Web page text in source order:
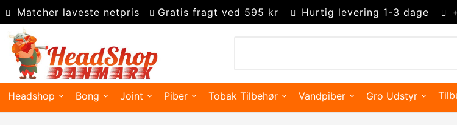
Matcher laveste netpris Gratis fragt ved 595 kr Hurtig levering 1-3 dage
Headshop Bong Joint Piber Tobak Tilbehør Vandpiber Gro Udstyr